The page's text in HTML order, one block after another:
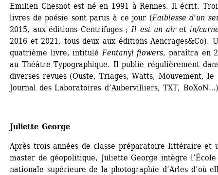
Emilien Chesnot est né en 1991 à Rennes. Il écrit.
livres de poésie sont parus à ce jour (Faiblesse d’un
2015, aux éditions Centrifuges ; Il est un air et in/
2016 et 2021, tous deux aux éditions Aencrages&Co).
quatrième livre, intitulé Fentanyl flowers, paraîtra en
au Théâtre Typographique. Il publie régulièrement
diverses revues (Ouste, Triages, Watts, Mouvement, le
Journal des Laboratoires d’Aubervilliers, TXT,
Juliette George
Après trois années de classe préparatoire littéraire et
master de géopolitique, Juliette George intègre l’École
nationale supérieure de la photographie d’Arles d’où